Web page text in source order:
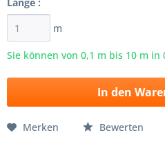
m
Sie können von 0,1 m bis 10 m in
In den
Merken Bewerten